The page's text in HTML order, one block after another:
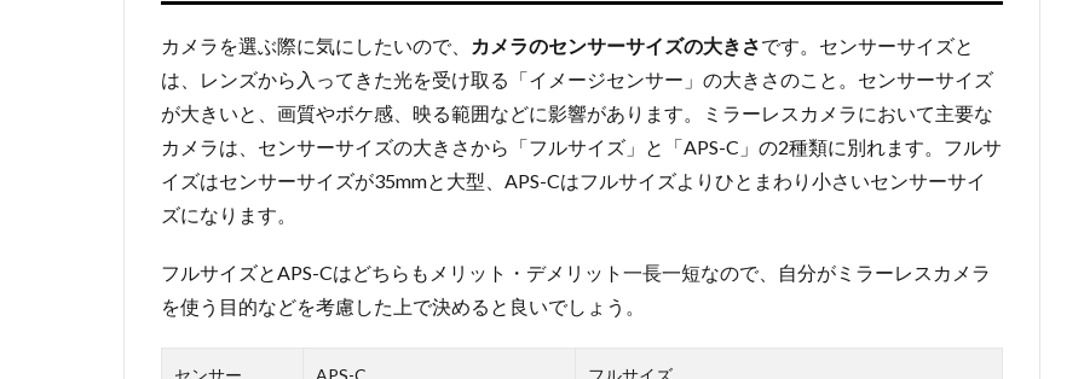
カメラを選ぶ際に気にしたいので、 カメラのセンサーサイズの大きさです。センサーサイズと
は、レンズから入ってきた光を受け取る「イメージセンサー」の大きさのこと。センサーサイズ
が大きいと、画質やボケ感、映る範囲などに影響があります。ミラーレスカメラにおいて主要な
カメラは、センサーサイズの大きさから「フルサイズ」と「APS-C」の2種類に別れます。フルサ
イズはセンサーサイズが35mmと大型、APS-Cはフルサイズよりひとまわり小さいセンサーサイ
ズになります。
フルサイズとAPS-Cはどちらもメリット・デメリット一長一短なので、自分がミラーレスカメラ
を使う目的などを考慮した上で決めると良いでしょう。
センサー APS-C フルサイズ